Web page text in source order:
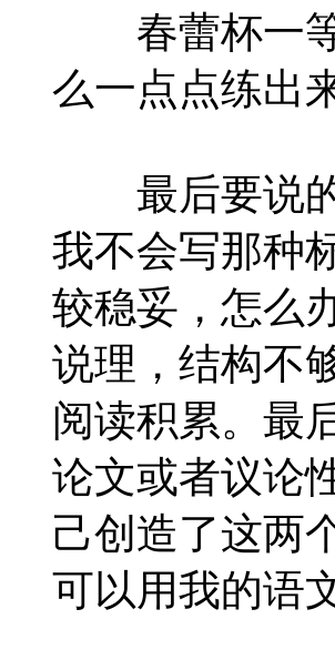
春蕾杯一等
么一点点练出
最后要说的
我不会写那种
较稳妥，怎么
说理，结构不
阅读积累。最
论文或者议论
己创造了这两
可以用我的语